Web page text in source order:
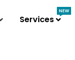
Services
NEW